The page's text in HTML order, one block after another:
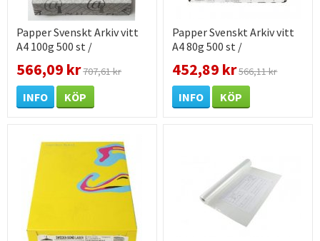
Papper Svenskt Arkiv vitt
A4 100g 500 st /
566,09 kr707,61 kr
INFO KÖP
Papper Svenskt Arkiv vitt
A4 80g 500 st /
452,89 kr566,11 kr
INFO KÖP